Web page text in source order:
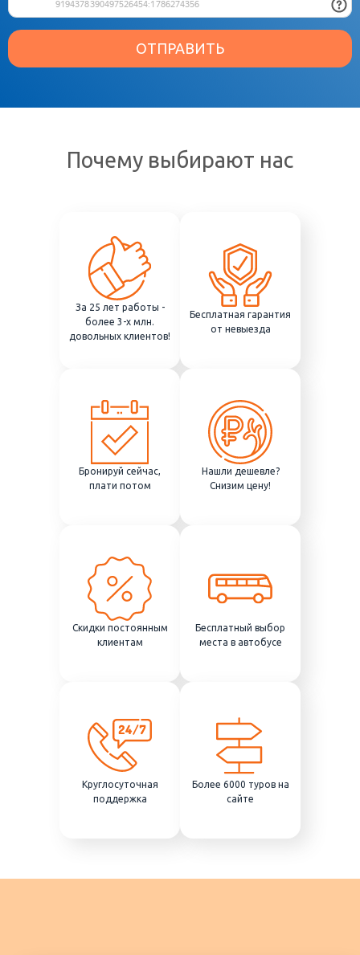
ОТПРАВИТЬ
Почему выбирают нас
За 25 лет работы -
более 3-х млн.
довольных клиентов!
Бесплатная гарантия
от невыезда
Бронируй сейчас,
плати потом
Нашли дешевле?
Снизим цену!
Скидки постоянным
клиентам
Бесплатный выбор
места в автобусе
Круглосуточная
поддержка
Более 6000 туров на
сайте